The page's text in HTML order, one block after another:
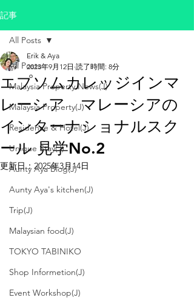
記事
All Posts
Malaysia Property News(J)
Malaysia Property(J)
Residence & Hotel(J)
Unique Stay(J)
Aunty Aya Blog(J)
Aunty Aya's kitchen(J)
Trip(J)
Malaysian food(J)
TOKYO TABINIKO
Shop Informetion(J)
Event Workshop(J)
All Posts
エプソムカレッジインマ
レーシア マレーシアの
インターナショナルスク
ール 見学No.2
Erik & Aya
2023年9月12日 読了時間: 8分
更新日： 2025年3月14日